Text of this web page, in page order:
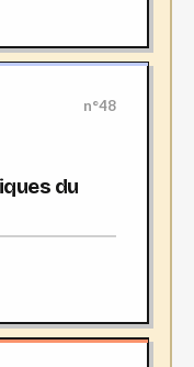
n°48
du